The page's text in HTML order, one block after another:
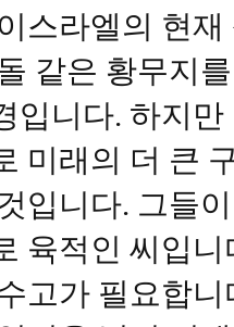
스라엘의 현
같은 황무지
입니다. 하지
미래의 더 큰
입니다. 그들
육적인 씨입
고가 필요합